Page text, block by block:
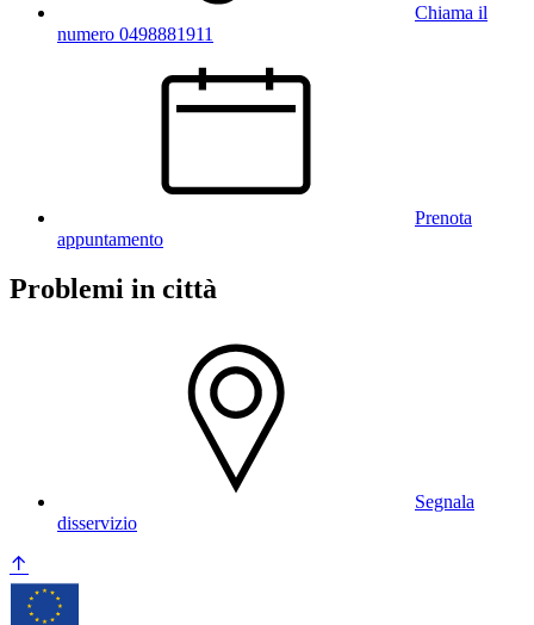
Chiama il
numero 0498881911
Prenota
appuntamento
Problemi in città
Segnala
disservizio